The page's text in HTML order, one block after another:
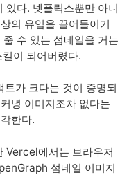
있다. 넷플릭스뿐만 아니
의 유입을 끌어들이기
수 있는 섬네일을 거는
킬이 되어버렸다.
가 크다는 것이 증명되
녕 이미지조차 없다는
한다.
Vercel에서는 브라우저
섬네일 이미지